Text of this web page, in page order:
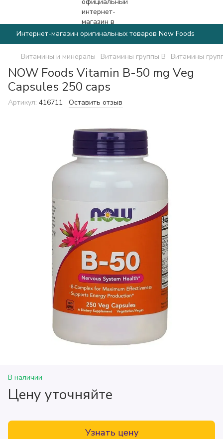
Интернет-магазин оригинальных товаров Now Foods
Витамины и минералы Витамины группы B Витамины
NOW Foods Vitamin B-50 mg Veg
Capsules 250 caps
Артикул: 416711 Оставить отзыв
В наличии
Цену уточняйте
Узнать цену